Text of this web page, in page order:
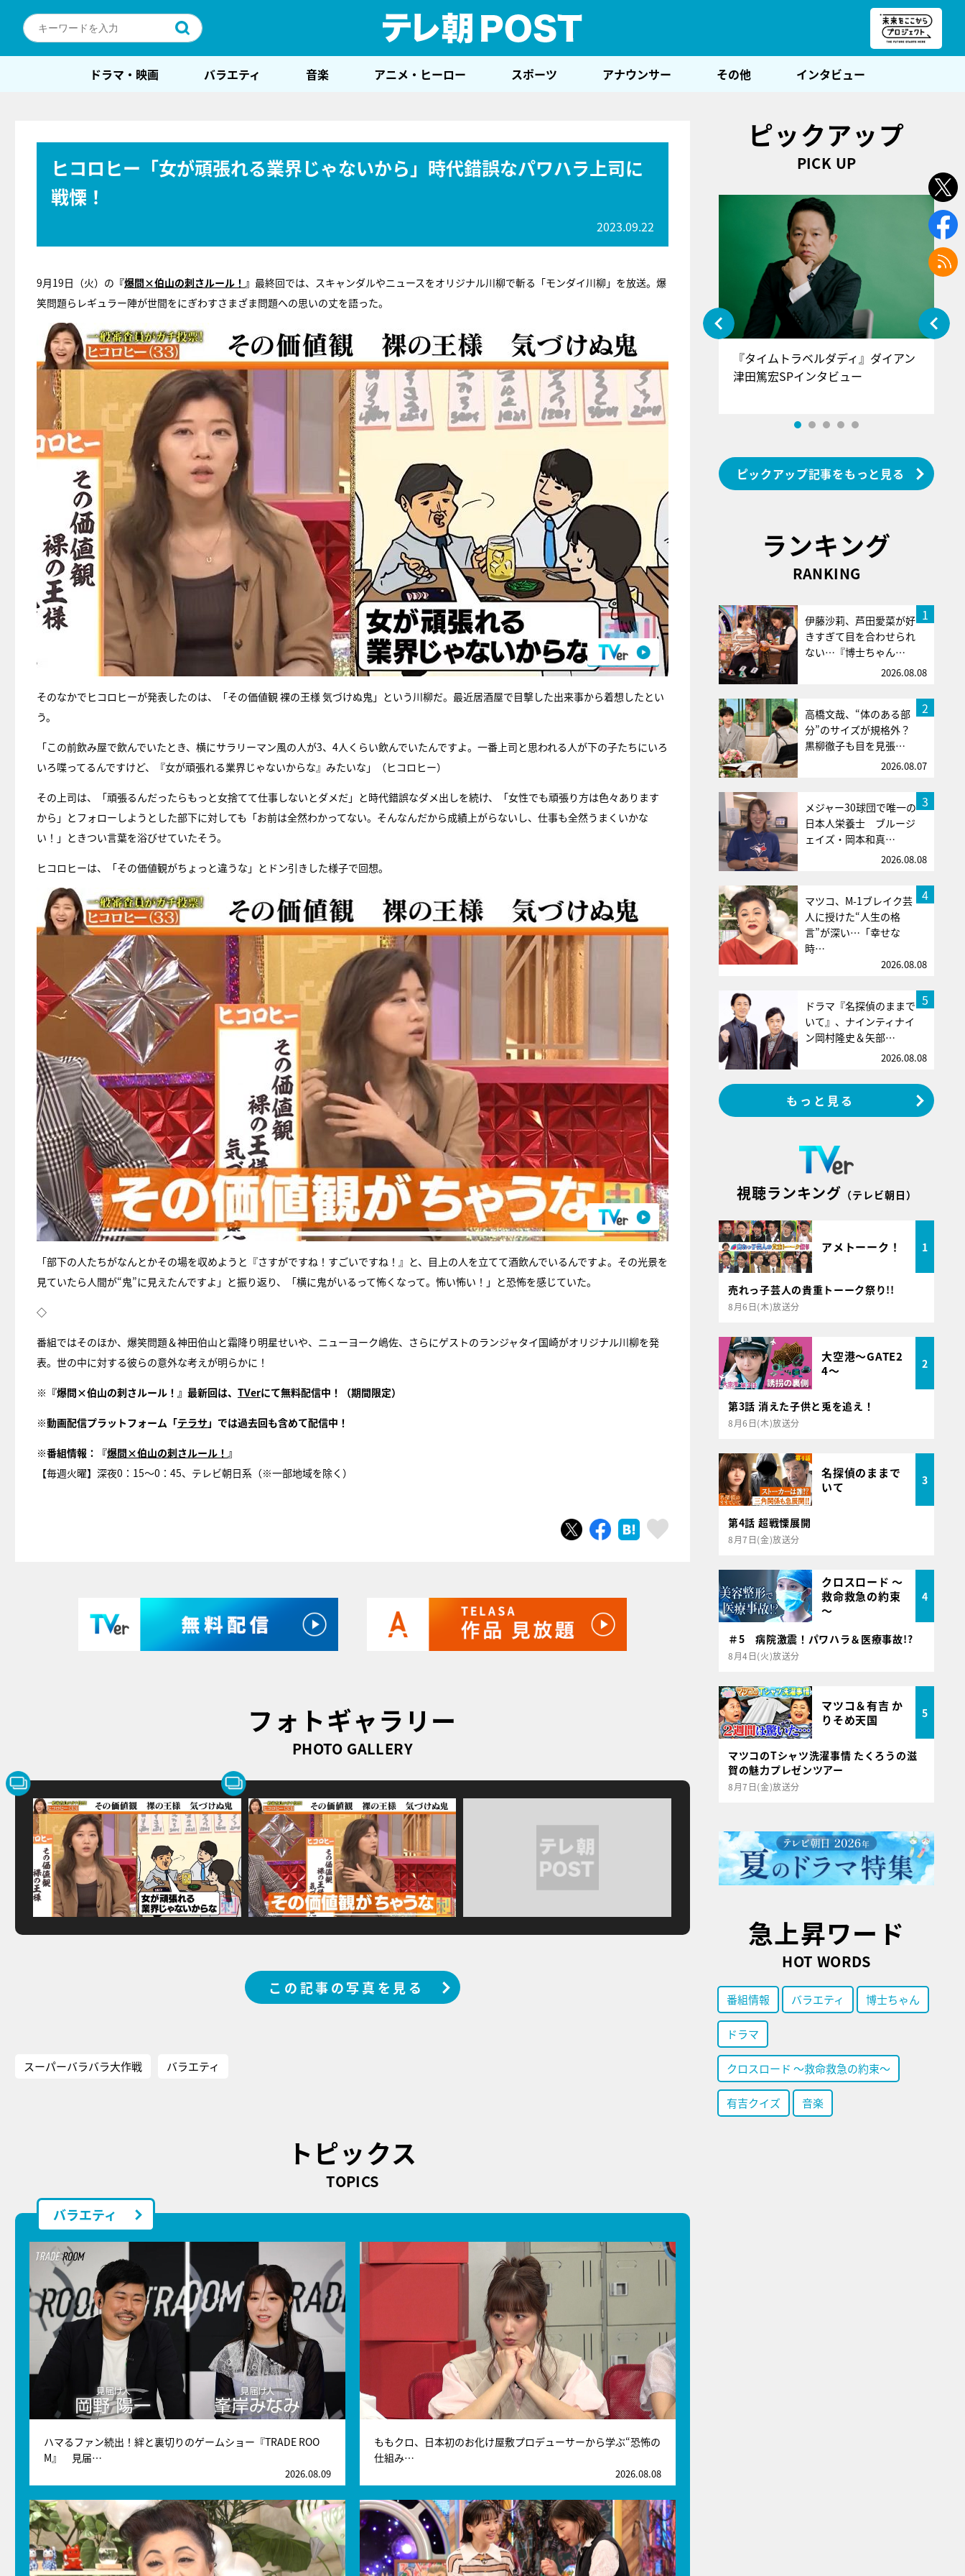
ドラマ・映画 バラエティ 音楽 アニメ・ヒーロー スポーツ アナウンサー その他 インタビュー
ヒコロヒー「女が頑張れる業界じゃないから」時代錯誤なパワハラ上司に
戦慄！
2023.09.22
9月19日（火）の 『爆問×伯山の刺さルール！ 』 最終回では、スキャンダルやニュースをオリジナル川柳で斬る「モンダイ川柳」を放送。爆
笑問題らレギュラー陣が世間をにぎわすさまざま問題への思いの丈を語った。
そのなかでヒコロヒーが発表したのは、「その価値観 裸の王様 気づけぬ鬼」という川柳だ。最近居酒屋で目撃した出来事から着想したとい
う。
「この前飲み屋で飲んでいたとき、横にサラリーマン風の人が3、4人くらい飲んでいたんですよ。一番上司と思われる人が下の子たちにいろ
いろ喋ってるんですけど、『女が頑張れる業界じゃないからな』みたいな」（ヒコロヒー）
その上司は、「頑張るんだったらもっと女捨てて仕事しないとダメだ」と時代錯誤なダメ出しを続け、「女性でも頑張り方は色々あります
から」とフォローしようとした部下に対しても「お前は全然わかってない。そんなんだから成績上がらないし、仕事も全然うまくいかな
い！」ときつい言葉を浴びせていたそう。
ヒコロヒーは、「その価値観がちょっと違うな」とドン引きした様子で回想。
「部下の人たちがなんとかその場を収めようと『さすがですね！すごいですね！』と、目上の人を立てて酒飲んでいるんですよ。その光景を
見ていたら人間が“鬼”に見えたんですよ」と振り返り、「横に鬼がいるって怖くなって。怖い怖い！」と恐怖を感じていた。
◇
番組ではそのほか、爆笑問題＆神田伯山と霜降り明星せいや、ニューヨーク嶋佐、さらにゲストのランジャタイ国崎がオリジナル川柳を発
表。世の中に対する彼らの意外な考えが明らかに！
※『爆問×伯山の刺さルール！』最新回は、 TVerにて無料配信中！（期間限定）
※動画配信プラットフォーム「テラサ 」では過去回も含めて配信中！
※番組情報：『爆問×伯山の刺さルール！ 』
【毎週火曜】深夜0：15～0：45、テレビ朝日系（※一部地域を除く）
ツイートシェア はてブ
フォトギャラリー
PHOTO GALLERY
この記事の写真を見る
スーパーバラバラ大作戦 バラエティ
トピックス
TOPICS
バラエティ
ハマるファン続出！絆と裏切りのゲームショー『TRADE ROO
M』 見届…
2026.08.09
ももクロ、日本初のお化け屋敷プロデューサーから学ぶ“恐怖の
仕組み…
2026.08.08
ピックアップ
PICK UP
『アイ＝ラブ！げーみんぐ』＝LOV
E齋藤樹愛羅＆佐々木舞香SPインタ
ビュー
『タイムトラベルダディ』ダイアン
津田篤宏SPインタビュー
ピックアップ記事をもっと見る
ランキング
RANKING
1
伊藤沙莉、芦田愛菜が好
きすぎて目を合わせられ
ない…『博士ちゃん…
2026.08.08
2
高橋文哉、“体のある部
分”のサイズが規格外？
黒柳徹子も目を見張…
2026.08.07
3
メジャー30球団で唯一の
日本人栄養士 ブルージ
ェイズ・岡本和真…
2026.08.08
4
マツコ、M-1ブレイク芸
人に授けた“人生の格
言”が深い…「幸せな
時…
2026.08.08
5
ドラマ『名探偵のままで
いて』、ナインティナイ
ン岡村隆史＆矢部…
2026.08.08
もっと見る
視聴ランキング （テレビ朝日）
アメトーーク！ 1
売れっ子芸人の貴重トーーク祭り!!
8月6日(木)放送分
大空港～GATE2
4～
2
第3話 消えた子供と兎を追え！
8月6日(木)放送分
名探偵のままで
いて
3
第4話 超戦慄展開
8月7日(金)放送分
クロスロード ～
救命救急の約束
～
4
＃5 病院激震！パワハラ＆医療事故!?
8月4日(火)放送分
マツコ＆有吉 か
りそめ天国
5
マツコのTシャツ洗濯事情 たくろうの滋
賀の魅力プレゼンツアー
8月7日(金)放送分
急上昇ワード
HOT WORDS
番組情報 バラエティ 博士ちゃん
ドラマ
クロスロード ～救命救急の約束～
有吉クイズ 音楽